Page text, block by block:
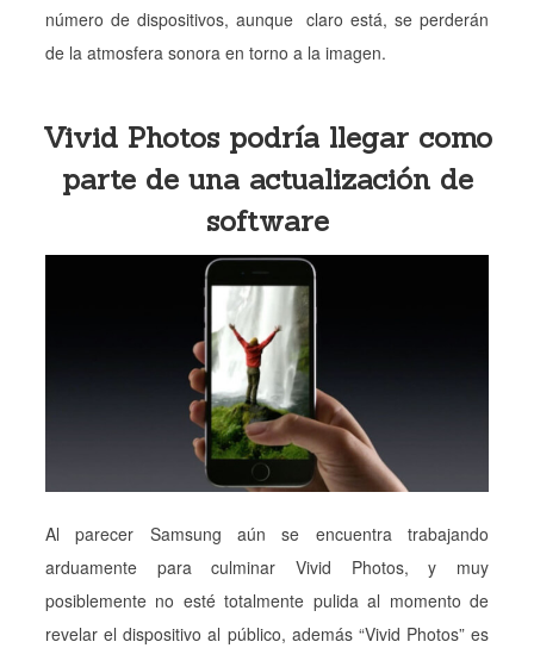
número de dispositivos, aunque claro está, se perderán
de la atmosfera sonora en torno a la imagen.
Vivid Photos podría llegar como
parte de una actualización de
software
Al parecer Samsung aún se encuentra trabajando
arduamente para culminar Vivid Photos, y muy
posiblemente no esté totalmente pulida al momento de
revelar el dispositivo al público, además “Vivid Photos” es